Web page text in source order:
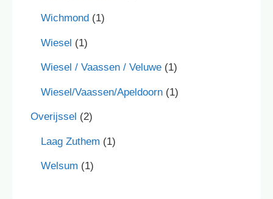
Wichmond (1)
Wiesel (1)
Wiesel / Vaassen / Veluwe (1)
Wiesel/Vaassen/Apeldoorn (1)
Overijssel (2)
Laag Zuthem (1)
Welsum (1)